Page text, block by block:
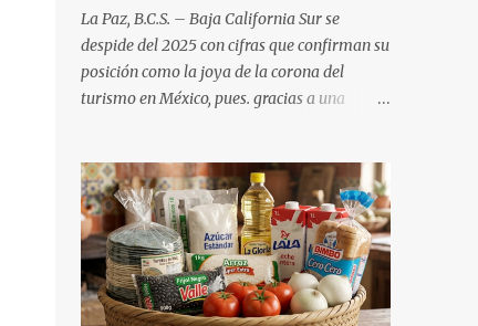
La Paz, B.C.S. – Baja California Sur se
despide del 2025 con cifras que confirman su
posición como la joya de la corona del
turismo en México, pues. gracias a una
fideicomisos de promoción, la entidad
proyecta un cierre de año marcado por una
ocupación hotelera robusta, una
conectividad aérea en ascenso y una
derrama económica sin precedentes. Las
proyecciones para este periodo vacacional